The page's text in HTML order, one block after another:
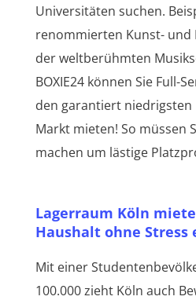
Universitäten suchen.
renommierten Kunst- und
der weltberühmten
BOXIE24 können Sie Full-
den garantiert niedrigsten
Markt mieten! So müssen
machen um lästige
Lagerraum Köln
Haushalt ohne Stress
Mit einer
100.000 zieht Köln auch